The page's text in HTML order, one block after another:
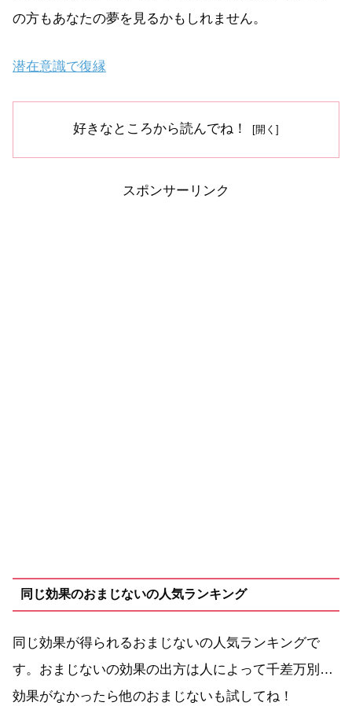
の方もあなたの夢を見るかもしれません。
潜在意識で復縁
好きなところから読んでね！
スポンサーリンク
同じ効果のおまじないの人気ランキング
同じ効果が得られるおまじないの人気ランキングで
す。おまじないの効果の出方は人によって千差万別…
効果がなかったら他のおまじないも試してね！